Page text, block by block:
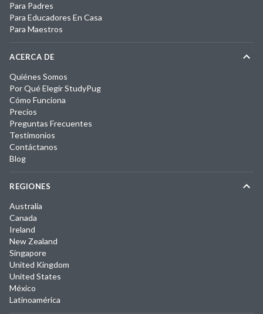
Para Padres
Para Educadores En Casa
Para Maestros
ACERCA DE
Quiénes Somos
Por Qué Elegir StudyPug
Cómo Funciona
Precios
Preguntas Frecuentes
Testimonios
Contáctanos
Blog
REGIONES
Australia
Canada
Ireland
New Zealand
Singapore
United Kingdom
United States
México
Latinoamérica